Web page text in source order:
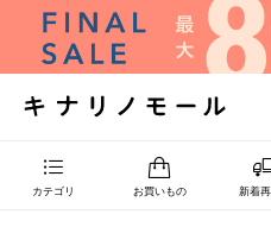
カテゴリ お買いもの 新着